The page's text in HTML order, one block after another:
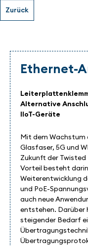
Ethernet-
Alternative
IIoT-Geräte
Mit dem Wachstum
Glasfaser, 5G und
Zukunft der Twisted
Vorteil besteht
Weiterentwicklung
und PoE-
auch neue
entstehen. Darüber
steigender Bedarf